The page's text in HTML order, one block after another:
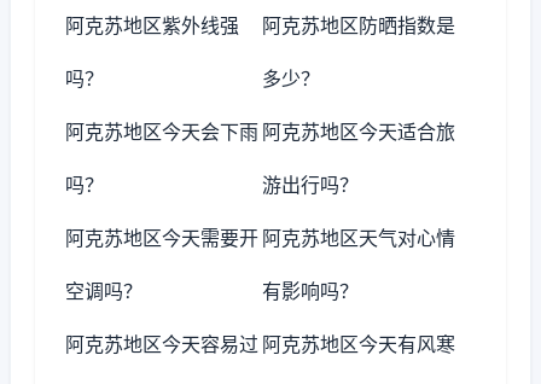
阿克苏地区紫外线强
吗？
阿克苏地区防晒指数是
多少？
阿克苏地区今天会下雨
吗？
阿克苏地区今天适合旅
游出行吗？
阿克苏地区今天需要开
空调吗？
阿克苏地区天气对心情
有影响吗？
阿克苏地区今天容易过 阿克苏地区今天有风寒